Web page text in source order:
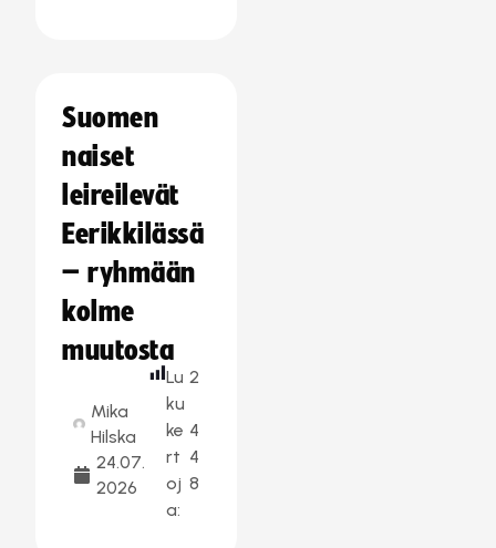
Suomen
naiset
leireilevät
Eerikkilässä
– ryhmään
kolme
muutosta
Mika
Hilska
24.07.
2026
Lu
ku
ke
rt
oj
a:
2
4
4
8